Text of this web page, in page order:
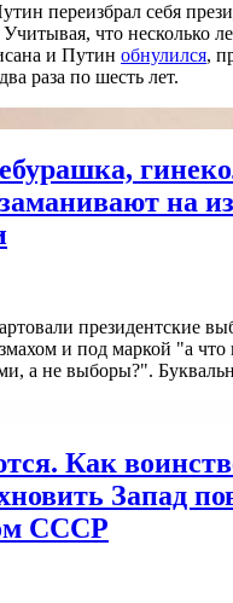
переизбрал себя
что несколько
и Путин обнулился,
раза по шесть лет.
на
президентские
и под маркой "а что
а не выборы?".
Как
Запад
СССР